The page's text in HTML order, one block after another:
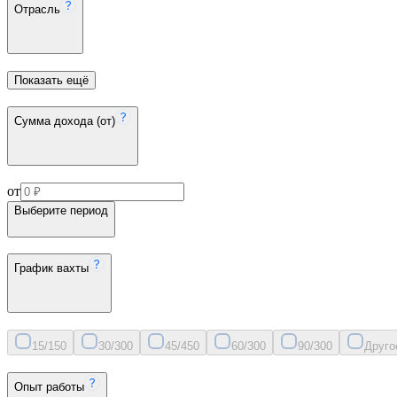
Отрасль
Показать ещё
Сумма дохода (от)
от
Выберите период
График вахты
15/150 30/300 45/450 60/300 90/300
Опыт работы